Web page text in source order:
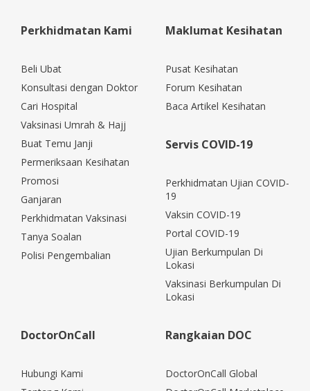
Perkhidmatan Kami
Beli Ubat
Konsultasi dengan Doktor
Cari Hospital
Vaksinasi Umrah & Hajj
Buat Temu Janji
Permeriksaan Kesihatan
Promosi
Ganjaran
Perkhidmatan Vaksinasi
Tanya Soalan
Polisi Pengembalian
Maklumat Kesihatan
Pusat Kesihatan
Forum Kesihatan
Baca Artikel Kesihatan
Servis COVID-19
Perkhidmatan Ujian COVID-
19
Vaksin COVID-19
Portal COVID-19
Ujian Berkumpulan Di
Lokasi
Vaksinasi Berkumpulan Di
Lokasi
DoctorOnCall
Hubungi Kami
Rangkaian DOC
DoctorOnCall Global